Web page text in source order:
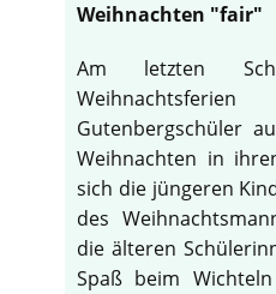
Weihnachten "fair"
Am letzten
Gutenbergschüler
Weihnachten in
sich die jüngeren
des
die älteren
Spaß beim